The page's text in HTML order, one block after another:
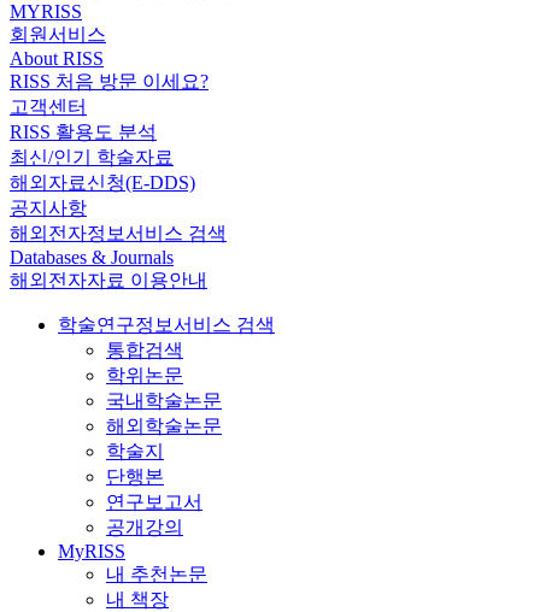
MYRISS
회원서비스
About RISS
RISS 처음 방문 이세요?
고객센터
RISS 활용도 분석
최신/인기 학술자료
해외자료신청(E-DDS)
공지사항
해외전자정보서비스 검색
Databases & Journals
해외전자자료 이용안내
학술연구정보서비스 검색
통합검색
학위논문
국내학술논문
해외학술논문
학술지
단행본
연구보고서
공개강의
MyRISS
내 추천논문
내 책장